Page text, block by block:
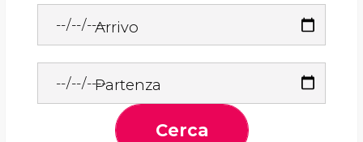
Arrivo
Partenza
Cerca